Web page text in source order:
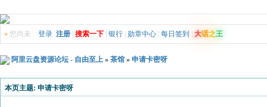
» 您尚未 登录 注册 搜索一下 银行 勋章中心 每日签到 大话之王
阿里云盘资源论坛 - 自由至上 » 茶馆 » 申请卡密呀
本页主题: 申请卡密呀